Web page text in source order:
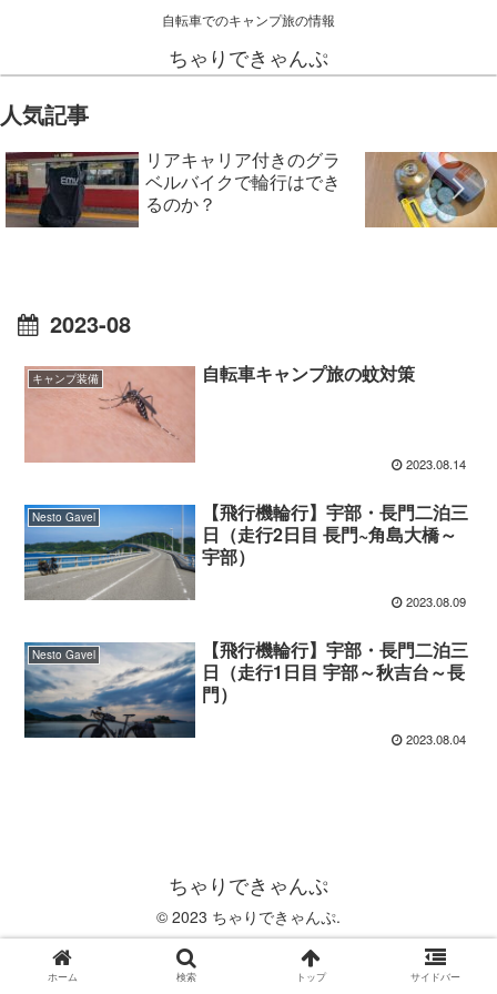
自転車でのキャンプ旅の情報
ちゃりできゃんぷ
人気記事
リアキャリア付きのグラ
ベルバイクで輪行はでき
るのか？
2023-08
キャンプ装備 自転車キャンプ旅の蚊対策
2023.08.14
Nesto Gavel
【飛行機輪行】宇部・長門二泊三
日（走行2日目 長門~角島大橋～
宇部）
2023.08.09
Nesto Gavel
【飛行機輪行】宇部・長門二泊三
日（走行1日目 宇部～秋吉台～長
門）
2023.08.04
ちゃりできゃんぷ
© 2023 ちゃりできゃんぷ.
ホーム 検索 トップ サイドバー